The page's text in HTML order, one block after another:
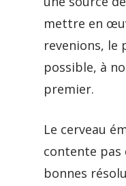
mettre en
revenions, le
possible, à
premier.
Le cerveau
contente pas
bonnes